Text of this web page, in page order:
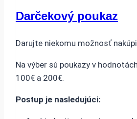
Darčekový poukaz
Darujte niekomu možnosť
Na výber sú poukazy v
100€ a 200€.
Postup je nasledujúci: